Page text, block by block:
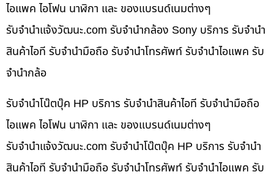
ไอแพค ไอโฟน นาฬิกา และ ของแบรนด์เนมต่างๆ
รับจํานําแจ้งวัฒนะ.com รับจำนำกล้อง Sony บริการ รับจำนำ
สินค้าไอที รับจำนำมือถือ รับจำนำโทรศัพท์ รับจำนำไอแพค รับ
จำนำกล้อ
รับจำนำโน๊ตบุ๊ค HP บริการ รับจำนำสินค้าไอที รับจำนำมือถือ
ไอแพค ไอโฟน นาฬิกา และ ของแบรนด์เนมต่างๆ
รับจํานําแจ้งวัฒนะ.com รับจำนำโน๊ตบุ๊ค HP บริการ รับจำนำ
สินค้าไอที รับจำนำมือถือ รับจำนำโทรศัพท์ รับจำนำไอแพค รับ